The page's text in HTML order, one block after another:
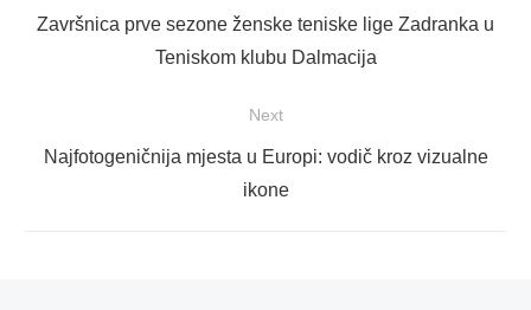
objava
Previous
Završnica prve sezone ženske teniske lige Zadranka u
Teniskom klubu Dalmacija
Next
Next
Najfotogeničnija mjesta u Europi: vodič kroz vizualne
ikone